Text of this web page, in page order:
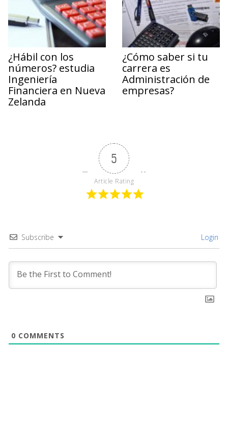
¿Hábil con los
números? estudia
Ingeniería
Financiera en Nueva
Zelanda
¿Cómo saber si tu
carrera es
Administración de
empresas?
5
Article Rating
Subscribe Login
0 COMMENTS